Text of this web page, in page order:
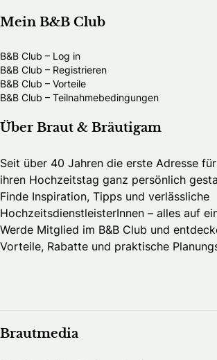
Mein B&B Club
B&B Club – Log in
B&B Club – Registrieren
B&B Club – Vorteile
B&B Club – Teilnahmebedingungen
Über Braut & Bräutigam
Seit über 40 Jahren die erste Adresse
ihren Hochzeitstag ganz persönlich
Finde Inspiration, Tipps und verlässliche
HochzeitsdienstleisterInnen – alles auf
Werde Mitglied im B&B Club und
Vorteile, Rabatte und praktische
Brautmedia